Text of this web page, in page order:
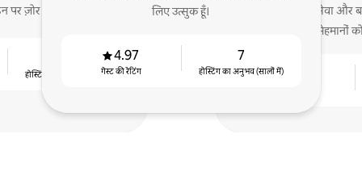
ज़ोर दिया गया है
होस्टिंग का अनुभव (सालों में)
लिए उत्सुक हूँ।
4.97
गेस्ट की रेटिंग
7
होस्टिंग का अनुभव (सालों में)
मार्केटिंग, ग्राहक सेवा और
अनुभव की बदौलत मेहमानों